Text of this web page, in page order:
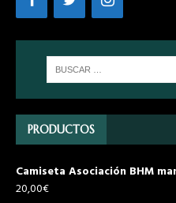
PRODUCTOS
Camiseta Asociación BHM
20,00€